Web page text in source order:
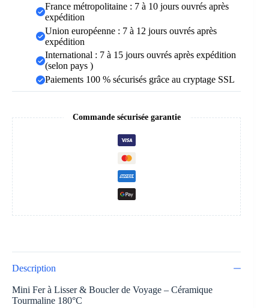
France métropolitaine : 7 à 10 jours ouvrés après
expédition
Union européenne : 7 à 12 jours ouvrés après
expédition
International : 7 à 15 jours ouvrés après expédition
(selon pays )
Paiements 100 % sécurisés grâce au cryptage SSL
Commande sécurisée garantie
Description
Mini Fer à Lisser & Boucler de Voyage – Céramique
Tourmaline 180°C